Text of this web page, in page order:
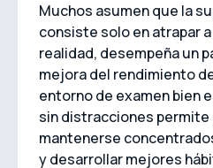
Muchos asumen que la
consiste solo en atrapar
realidad, desempeña un
mejora del rendimiento
entorno de examen bien
sin distracciones
mantenerse
y desarrollar mejores